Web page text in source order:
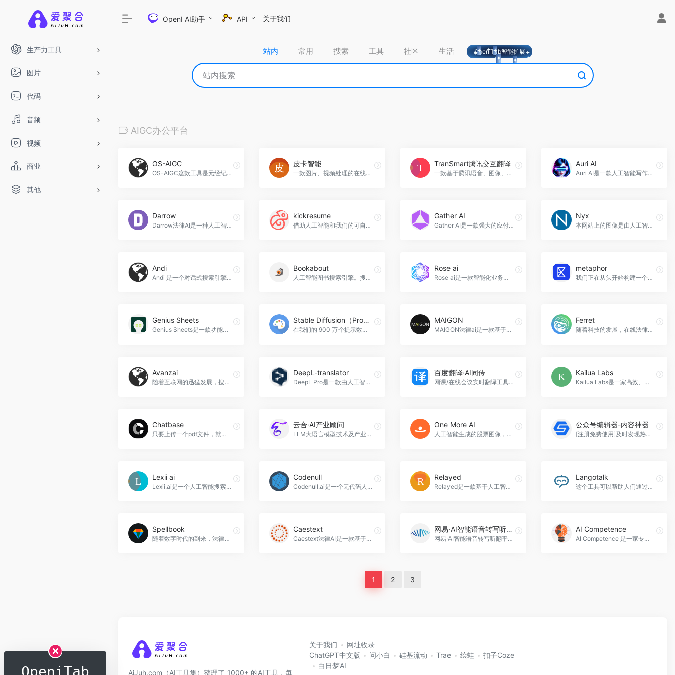
生产力工具
图片
代码
音频
视频
商业
其他
OpenI AI助手 API 关于我们
站内 常用 搜索 工具 社区 生活 OpeniTab智能扩展
AIGC办公平台
OS-AIGC
OS-AIGC这款工具是元经纪旗下推出的面向于短视频创作者、文化创作者、个体创业者、职场工作人员、企业等推出的AI生产工具，OS-AIGC官网入口网址
皮卡智能
一款图片、视频处理的在线网站，皮卡智能AI视觉平台。皮卡智能是一家专业的音频产品品牌，通过人工智能技术的应用，打造了高品质、智能化的音频产品，为用户带来全新的听觉体验，皮卡智能官网入口网址
TranSmart腾讯交互翻译
一款基于腾讯语音、图像、自然语言处理等领域的技术开发的新一代智能翻译设备，随着全球化进程加速，跨文化交流变得越来越频繁。语言成为了最大的障碍。TranSmart腾讯交互翻译，通过AI技术与人工对话结合，帮助人们轻松地跨越语言障碍，实现真正的无界交流，TranSmart腾讯交互翻译官网入口网址
Auri AI
Auri AI是一款人工智能写作助手，旨在帮助用户更快、更智能地写作。它提供了拼写和语法纠正、释义、翻译、文本生成、快速创建笔记等功能。它支持25种以上的语言，Auri AI官网入口网址
Darrow
Darrow法律AI是一种人工智能技术，用于提升法律行业的效率并普及法律知识。它基于自然语言处理和机器学习技术，可以自动化执行法律文书、法律咨询和诉讼过程中的某些任务。Darrow法律AI可以帮助律师、法官和个人更快地理解法律问题、更高效地处理案件，同时也可以为普通人提供便捷、高效的法律知识获取渠道，Darrow官网入口网址
kickresume
借助人工智能和我们的可自定义模板，快速创建精美的简历。在几分钟内创建一份完美的简历，给您未来的雇主留下深刻印象。今天的职场充满竞争，简历成为求职的敲门砖，kickresume官网入口网址
Gather AI
Gather AI是一款强大的应付账款软件，为高增长的财务团队提供智能和自动化来简化、增压和节省。它提供了无与伦比的智能和可见性，以识别难以察觉的趋势，深入洞察核心驱动因素，并发现超支领域，Gather AI官网入口网址
Nyx
本网站上的图像是由人工智能...Nx搜索引擎是专为企业打造的一款智能化搜索解决方案。它能够高效、准确地为企业用户提供搜索服务，帮助企业用户快速找到所需信息，优化工作效率，Nyx官网入口网址
Andi
Andi 是一个对话式搜索引擎。它使用简单的聊天机器人界面和 AI 支持的助手来简单地回答问题，为您找到最佳信息，并帮助您保持在线安全和高效，Andi官网入口网址
Bookabout
人工智能图书搜索引擎。搜索一本书的思想，而不仅仅是关键词。Bookabout是一款基于用户阅读习惯和偏好的搜索引擎，帮助用户快速、准确地找到自己喜欢的图书资源，让阅读变得更便捷、更有趣，Bookabout官网入口网址
Rose ai
Rose ai是一款智能化业务管理软件，它拥有多项先进技术，可以快速帮助企业实现数字化转型，Rose ai官网入口网址
metaphor
我们正在从头开始构建一个新的搜索引擎，使用 DALL-E 和 Stable Diffusion 背后的相同想法。隐喻是一种深邃的表达方式，它可以让我们更好地理解生活中的经历和情感。有了“隐喻搜索引擎”，我们可以更轻松地进入这个充满隐喻的世界，metaphor官网入口网址
Genius Sheets
Genius Sheets是一款功能丰富的表格软件，可以帮助你快速处理数据，优化工作流程，让你的工作变得更加轻松。本文将为你介绍Genius Sheets的关键功能，让你马上上手，Genius Sheets官网入口网址
Stable Diffusion（Prompts）
在我们的 900 万个提示数据库中，到处搜索 AI 艺术家为每个人生成的视觉效果。Stable Diffusion（Prompts）是一款优秀的搜索引擎，拥有强大的搜索能力和智能提示功能，能够准确地找到用户需要的信息，Stable Diffusion（Prompts）官网入口网址
MAIGON
MAIGON法律ai是一款基于人工智能技术的智能法律服务平台，通过智能化的方式，让法律更简单，MAIGON官网入口网址
Ferret
随着科技的发展，在线法律服务逐渐普及，Ferret法律AI作为一种新型的人工智能技术，为律师们提供了更加高效、精准的法律服务助手，它可以快速搜索相关法律条文和案例，以及为律师提供智能法律建议，Ferret官网入口网址
Avanzai
随着互联网的迅猛发展，搜索引擎优化（SEO）已成为在线业务成功的关键要素。而Avanzai AI助手将帮助您在这个竞争激烈的数字时代脱颖而出。本文将为您介绍Avanzai AI助手的功能和优势，以及如何利用该工具来优化您的网站以提高搜索引擎排名和吸引更多的目标受众，Avanzai官网入口网址
DeepL-translator
DeepL Pro是一款由人工智能和神经网络提供支持的专业翻译服务，可跨多种设备和应用程序(包括文档、网页、电子邮件和口头对话)提供准确、安全和可定制的翻译，DeepL-translator官网入口网址
百度翻译·AI同传
网课/在线会议实时翻译工具，百度翻译·AI同传是一款基于人工智能的口译助手软件，能够实现同声传译并将语言翻译成多种语言，让沟通变得更智能、更高效，百度翻译·AI同传官网入口网址
Kailua Labs
Kailua Labs是一家高效、智能的搜索引擎公司，致力于为用户提供更好更准确的搜索体验。我们以技术创新和用户体验为核心，不断优化算法和服务，让搜索结果更加有价值和可信，Kailua Labs官网入口网址
Chatbase
只要上传一个pdf文件，就可以得到一个基于GPT的聊天机器人的链接，它可以回答上面的任何问题。 Chatbase是一款智能在线客服系统，能够为企业提供全方位的客户服务，帮助企业实现客户满意度的提升。Chatbase不仅提供语音、文字、图片等多种沟通方式，还可通过AI技术进行智能问答、自动处理常见问题，极大提高了客户服务的效率，Chatbase官网入口网址
云合·AI产业顾问
LLM大语言模型技术及产业大数据的AI效率工具，面向广泛的产业办公人群提供准确、高效、可靠的产业分析、数字招商及辅助办公服务，云合·AI产业顾问官网入口网址
One More AI
人工智能生成的股票图像，One More AI搜索引擎是一款基于人工智能技术的全新搜索引擎，可以帮助用户快速、准确地获取所需信息，并提供更高效、便捷的搜索服务，One More AI官网入口网址
公众号编辑器-内容神器
[注册免费使用]及时发现热点、搜索素材、选题分析，公众号编辑器-内容神器官网入口网址
Lexii ai
Lexii.ai是一个人工智能搜索...Lexii ai搜索引擎是一款高效快捷的智能搜索工具，通过语音识别技术和人工智能算法，为用户提供无微不至的搜索服务，让人们轻松高效获取所需信息，成为信息时代的新助手，Lexii ai官网入口网址
Codenull
Codenull.ai是一个无代码人工智能平台，允许用户无需编写一行代码就可以构建任何ai模型。它提供的服务包括投资组合优化、机器人顾问、推荐引擎、欺诈检测等，Codenull官网入口网址
Relayed
Relayed是一款基于人工智能技术的视频会议工具，能快速为用户提供高质量的视频会议服务，让沟通更轻松高效，Relayed官网入口网址
Langotalk
这个工具可以帮助人们通过与人工智能聊天，以6倍的速度学习西班牙语、英语、法语、德语、荷兰语或意大利语。Langotalk是一款跨语言交流的应用程序，它可以为用户提供更便捷、更直观的跨语言沟通解决方案。该应用程序通过语音和翻译技术，将不同语言的用户连接在了一起，为他们提供了全新的交流体验，Langotalk官网入口网址
Spellbook
随着数字时代的到来，法律工作者在工作中也逐渐开始依靠人工智能技术，其中Spellbook法律ai成为了众多法律从业者的首选，Spellbook官网入口网址
Caestext
Caestext法律AI是一款基于人工智能技术的法律智能服务平台，可以为用户提供专业、高效、精准的法律服务，Caestext官网入口网址
网易·AI智能语音转写听翻平台
网易·AI智能语音转写听翻平台，随着科技的不断进步，人们的工作方式也在不断地更新和优化。其中，AI智能语音转写听翻平台是当前受欢迎的智能化工具之一。它可以通过语音转录实现文字化，提高效率，极大地方便了人们的工作和生活，网易·AI智能语音转写听翻平台官网入口网址
AI Competence
AI Competence 是一家专注于人工智能领域的企业，致力于帮助各类企业和组织实现更广泛的人工智能应用，AI Competence官网入口网址
1 2 3
AiJuh.com（AI工具集）整理了 1000+ 的AI工具，每
关于我们
网址收录
ChatGPT中文版
问小白 硅基流动 Trae 绘蛙
扣子Coze
白日梦AI